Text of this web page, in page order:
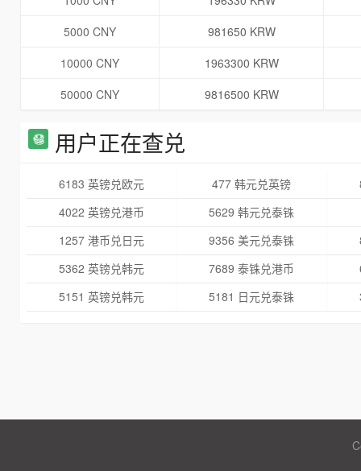
5000 CNY
981650 KRW
10000 CNY
1963300 KRW
50000 CNY
9816500 KRW
用户正在查兑
6183 英镑兑欧元 477 韩元兑英镑
4022 英镑兑港币
5629 韩元兑泰铢
1257 港币兑日元
9356 美元兑泰铢
5362 英镑兑韩元
7689 泰铢兑港币
5151 英镑兑韩元
5181 日元兑泰铢